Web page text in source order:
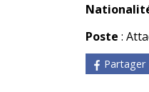
Poste :
Partager